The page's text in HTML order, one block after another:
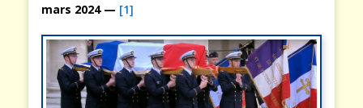
mars 2024 — [1]